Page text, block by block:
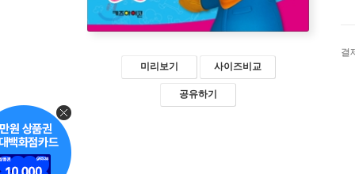
미리보기 사이즈비교
공유하기
결